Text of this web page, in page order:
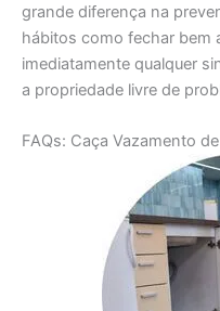
grande diferença na
hábitos como fechar bem
imediatamente qualquer
a propriedade livre de
FAQs: Caça Vazamento